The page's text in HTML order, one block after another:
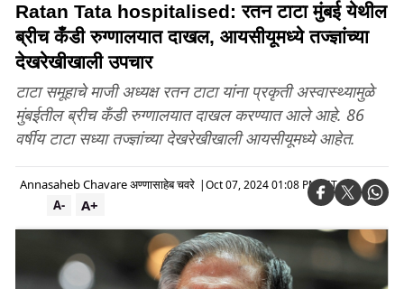
Ratan Tata hospitalised: रतन टाटा मुंबई येथील
ब्रीच कँडी रुग्णालयात दाखल, आयसीयूमध्ये तज्ज्ञांच्या
देखरेखीखाली उपचार
टाटा समूहाचे माजी अध्यक्ष रतन टाटा यांना प्रकृती अस्वास्थ्यामुळे
मुंबईतील ब्रीच कँडी रुग्णालयात दाखल करण्यात आले आहे. 86
वर्षीय टाटा सध्या तज्ज्ञांच्या देखरेखीखाली आयसीयूमध्ये आहेत.
Annasaheb Chavare अण्णासाहेब चवरे |Oct 07, 2024 01:08 PM IST
A+
A-